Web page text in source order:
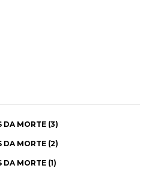
DA MORTE (3)
DA MORTE (2)
DA MORTE (1)